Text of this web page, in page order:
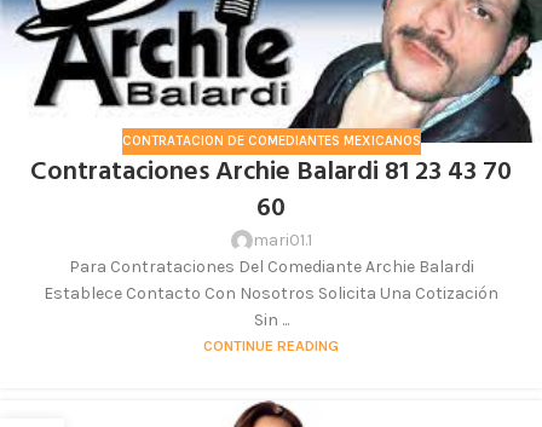
CONTRATACION DE COMEDIANTES MEXICANOS
Contrataciones Archie Balardi 81 23 43 70
60
mari01.1
Para Contrataciones Del Comediante Archie Balardi
Establece Contacto Con Nosotros Solicita Una Cotización
Sin ...
CONTINUE READING